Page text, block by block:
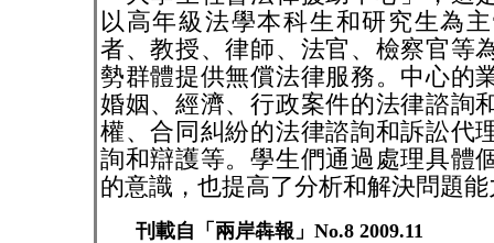
以高年級法學本科生和研究生為
者、教授、律師、法官、檢察官等
勢群體提供無償法律服務。中心的
婚姻、經濟、行政案件的法律諮詢
權、合同糾紛的法律諮詢和訴訟代
詢和辯護等。學生們通過處理具體
的意識，也提高了分析和解決問題
刊載自「兩岸犇報」No.8 2009.11